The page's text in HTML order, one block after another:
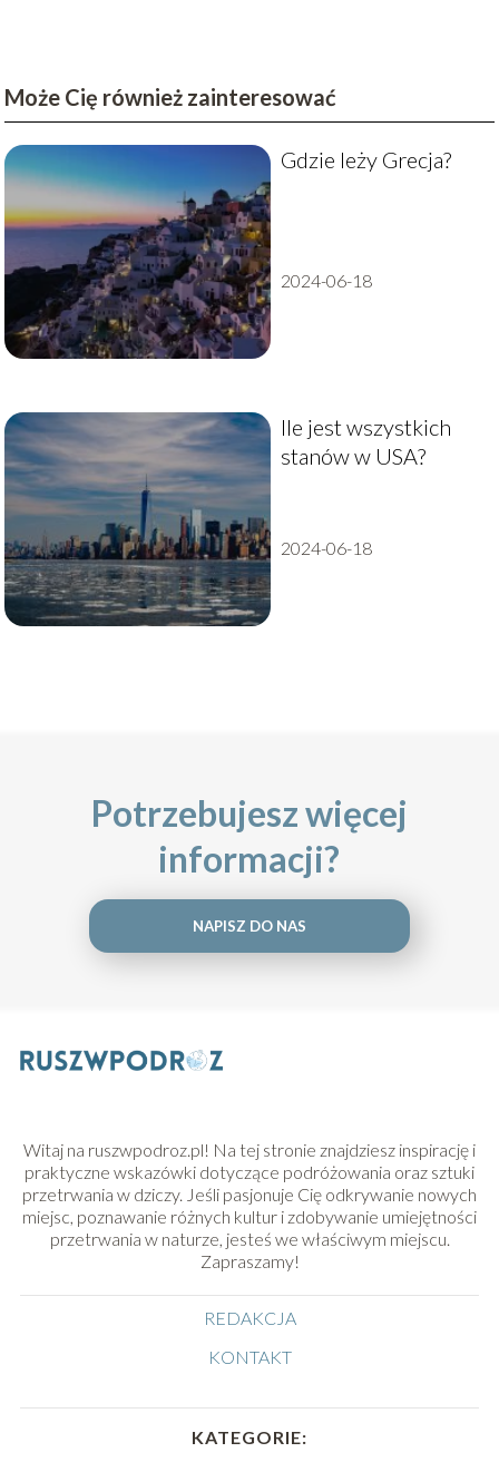
Może Cię również zainteresować
Gdzie leży Grecja?
2024-06-18
Ile jest wszystkich
stanów w USA?
2024-06-18
Potrzebujesz więcej
informacji?
NAPISZ DO NAS
Witaj na ruszwpodroz.pl! Na tej stronie znajdziesz inspirację i
praktyczne wskazówki dotyczące podróżowania oraz sztuki
przetrwania w dziczy. Jeśli pasjonuje Cię odkrywanie nowych
miejsc, poznawanie różnych kultur i zdobywanie umiejętności
przetrwania w naturze, jesteś we właściwym miejscu.
Zapraszamy!
REDAKCJA
KONTAKT
KATEGORIE: